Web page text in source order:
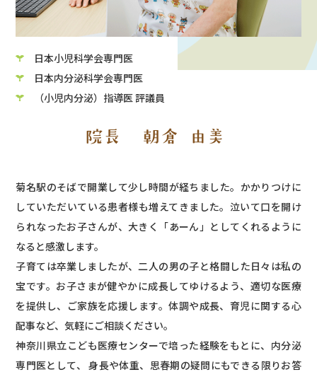
日本小児科学会専門医
日本内分泌科学会専門医
（小児内分泌）指導医 評議員
院長 朝倉 由美
菊名駅のそばで開業して少し時間が経ちました。かかりつけに
していただいている患者様も増えてきました。泣いて口を開け
られなったお子さんが、大きく「あーん」としてくれるように
なると感激します。
子育ては卒業しましたが、二人の男の子と格闘した日々は私の
宝です。お子さまが健やかに成長してゆけるよう、適切な医療
を提供し、ご家族を応援します。体調や成長、育児に関する心
配事など、気軽にご相談ください。
神奈川県立こども医療センターで培った経験をもとに、内分泌
専門医として、 身長や体重、思春期の疑問にもできる限りお答